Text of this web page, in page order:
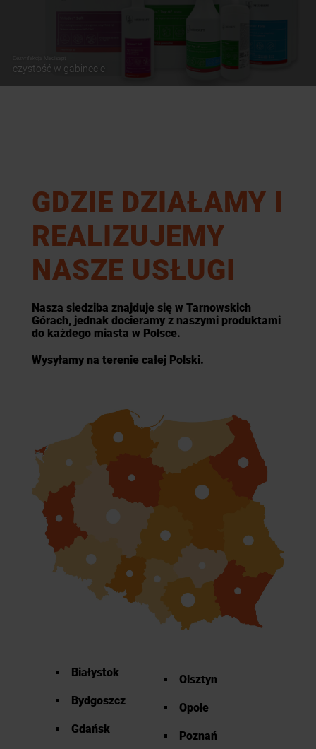
Dezynfekcja Medisept
czystość w gabinecie
GDZIE DZIAŁAMY I
REALIZUJEMY
NASZE USŁUGI
Nasza siedziba znajduje się w Tarnowskich
Górach, jednak docieramy z naszymi produktami
do każdego miasta w Polsce.
Wysyłamy na terenie całej Polski.
Białystok
Bydgoszcz
Gdańsk
Olsztyn
Opole
Poznań